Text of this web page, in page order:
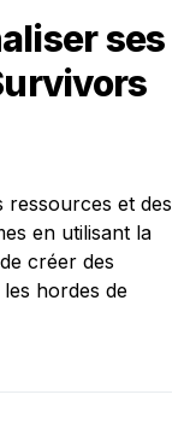
ses
et des
en utilisant la
créer des
hordes de